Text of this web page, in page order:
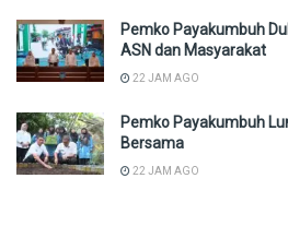
Pemko Payakumbuh
ASN dan Masyarakat
22 JAM AGO
Pemko Payakumbuh
Bersama
22 JAM AGO